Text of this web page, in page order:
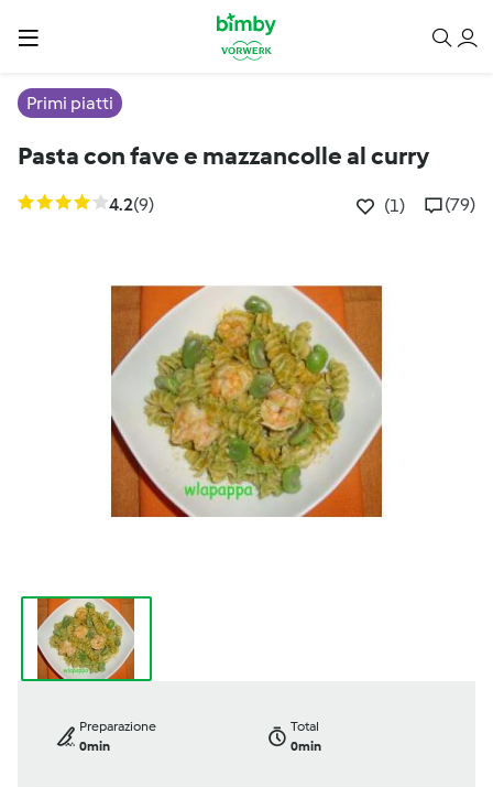
Primi piatti
Pasta con fave e mazzancolle al curry
4.2(9) (1) (79)
Preparazione
0min
Total
0min